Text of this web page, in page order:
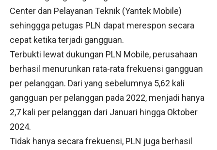
Center dan Pelayanan Teknik (Yantek Mobile)
sehinggga petugas PLN dapat merespon secara
cepat ketika terjadi gangguan.
Terbukti lewat dukungan PLN Mobile, perusahaan
berhasil menurunkan rata-rata frekuensi gangguan
per pelanggan. Dari yang sebelumnya 5,62 kali
gangguan per pelanggan pada 2022, menjadi hanya
2,7 kali per pelanggan dari Januari hingga Oktober
2024.
Tidak hanya secara frekuensi, PLN juga berhasil